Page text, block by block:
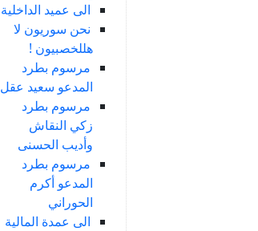
الى عميد الداخلية
نحن سوريون لا
هللخصبيون !
مرسوم بطرد
المدعو سعيد عقل
مرسوم بطرد
زكي النقاش
وأديب الحسنى
مرسوم بطرد
المدعو أكرم
الحوراني
الى عمدة المالية